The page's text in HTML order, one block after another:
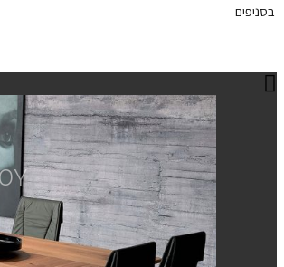
ENJOY.